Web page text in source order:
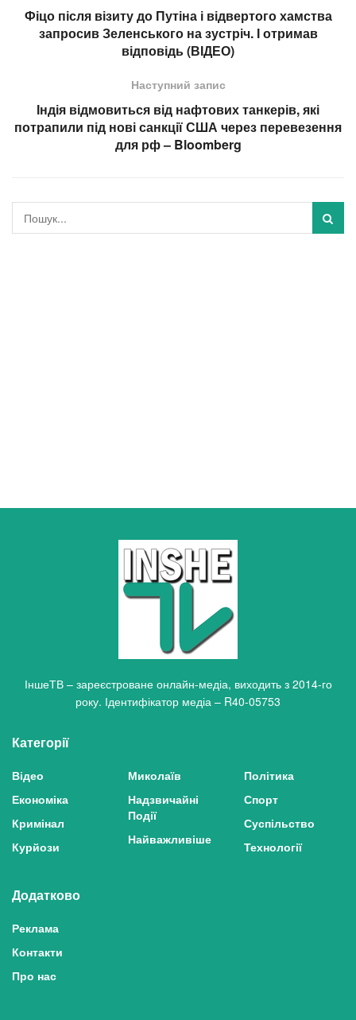
Фіцо після візиту до Путіна і відвертого хамства
запросив Зеленського на зустріч. І отримав
відповідь (ВІДЕО)
Наступний запис
Індія відмовиться від нафтових танкерів, які
потрапили під нові санкції США через перевезення
для рф – Bloomberg
ІншеТВ – зареєстроване онлайн-медіа, виходить з 2014-го
року. Ідентифікатор медіа – R40-05753
Категорії
Відео
Економіка
Кримінал
Курйози
Миколаїв
Надзвичайні
Події
Найважливіше
Політика
Спорт
Суспільство
Технології
Додатково
Реклама
Контакти
Про нас